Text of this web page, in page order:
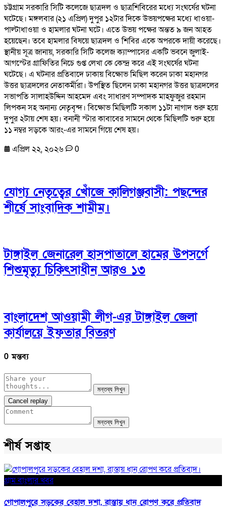
চট্টগ্রাম সরকারি সিটি কলেজে ছাত্রদল ও ছাত্রশিবিরের মধ্যে সংঘর্ষের ঘটনা
ঘটেছে। মঙ্গলবার (২১ এপ্রিল) দুপুর ১২টার দিকে উভয়পক্ষের মধ্যে ধাওয়া-
পাল্টাধাওয়া ও হামলার ঘটনা ঘটে। এতে উভয় পক্ষের অন্তত ৯ জন আহত
হয়েছেন। তবে হামলার বিষয়ে ছাত্রদল ও শিবির একে অপরকে দায়ী করেছে।
স্থানীয় সূত্র জানায়, সরকারি সিটি কলেজ ক্যাম্পাসের একটি ভবনে জুলাই-
আগস্টের গ্রাফিতির নিচে গুপ্ত লেখা কে কেন্দ্র করে এই সংঘর্ষের ঘটনা
ঘটেছে। এ ঘটনার প্রতিবাদে ঢাকায় বিক্ষোভ মিছিল করেন ঢাকা মহানগর
উত্তর ছাত্রদলের নেতাকর্মীরা। উপস্থিত ছিলেন ঢাকা মহানগর উত্তর ছাত্রদলের
সভাপতি সালাহউদ্দিন আহমেদ এবং সাধারণ সম্পাদক মাহফুজুর রহমান
লিপকন সহ অনান্য নেতৃবৃন্দ। বিক্ষোভ মিছিলটি সকাল ১১টা নাগাদ শুরু হয়ে
দুপুর ২টায় শেষ হয়। বনানী স্টার কাবাবের সামনে থেকে মিছিলটি শুরু হয়ে
১১ নম্বর সড়কে আরং-এর সামনে গিয়ে শেষ হয়।
এপ্রিল ২২, ২০২৬
0
যোগ্য নেতৃত্বের খোঁজে কালিগঞ্জবাসী: পছন্দের
শীর্ষে সাংবাদিক শামীম।
টাঙ্গাইল জেনারেল হাসপাতালে হামের উপসর্গে
শিশুমৃত্যু চিকিৎসাধীন আরও ১৩
বাংলাদেশ আওয়ামী লীগ-এর টাঙ্গাইল জেলা
কার্যালয়ে ইফতার বিতরণ
0 মন্তব্য
মন্তব্য লিখুন
Cancel replay
মন্তব্য লিখুন
শীর্ষ সপ্তাহ
গ্রাম বাংলার খবর
গোপালপুরে সড়কের বেহাল দশা, রাস্তায় ধান রোপণ করে প্রতিবাদ